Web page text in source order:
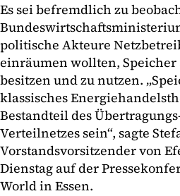
Es sei befremdlich zu
politische Akteure
einräumen wollten,
besitzen und zu nutzen.
klassisches
Bestandteil des
Verteilnetzes sein“, sagte
Vorstandsvorsitzender von
Dienstag auf der
World in Essen.